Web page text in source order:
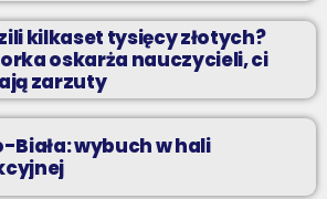
kilkaset tysięcy złotych?
oskarża nauczycieli, ci
zarzuty
Biała: wybuch w hali